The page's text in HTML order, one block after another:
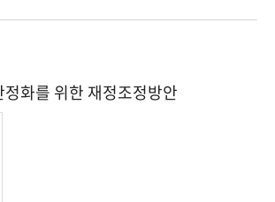
화를 위한 재정조정방안